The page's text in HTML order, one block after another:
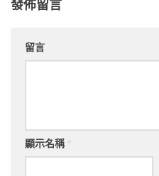
發佈留言
留言
顯示名稱